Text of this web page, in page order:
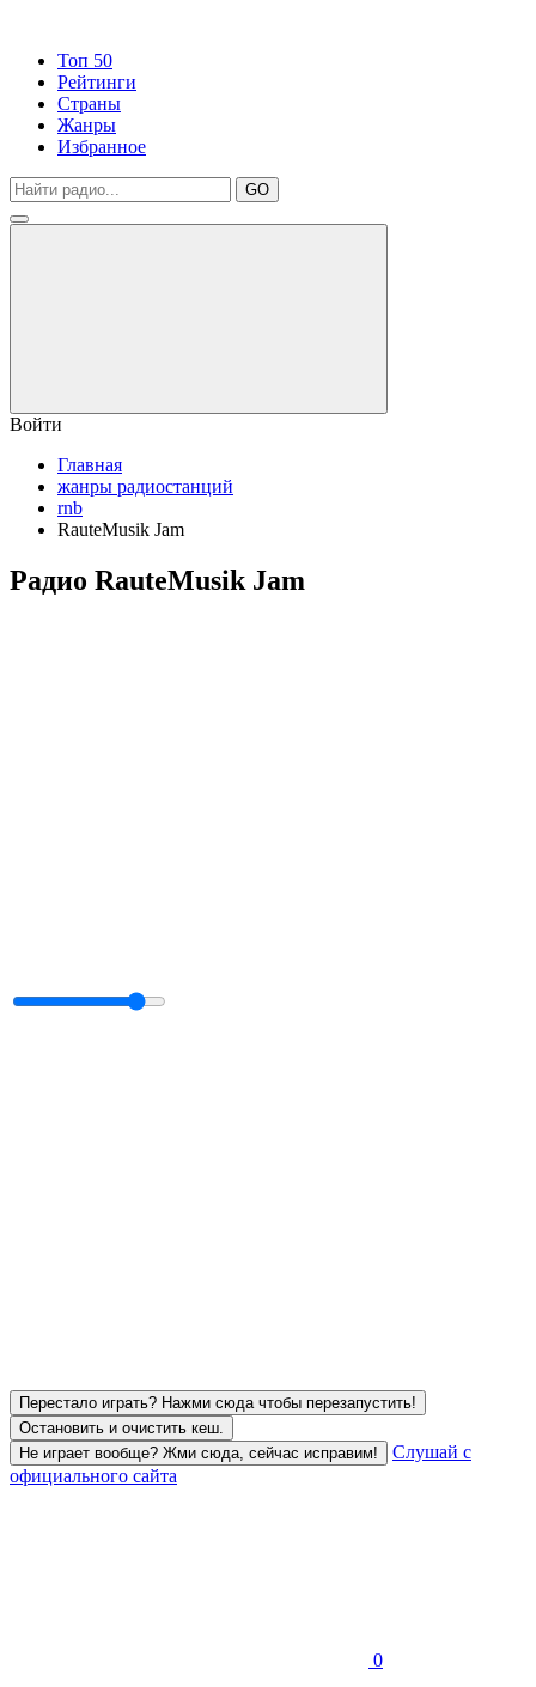
Топ 50
Рейтинги
Страны
Жанры
Избранное
GO
Войти
Главная
жанры радиостанций
rnb
RauteMusik Jam
Радио RauteMusik Jam
Перестало играть? Нажми сюда чтобы перезапустить!
Остановить и очистить кеш.
Не играет вообще? Жми сюда, сейчас исправим!
Слушай с
официального сайта
0